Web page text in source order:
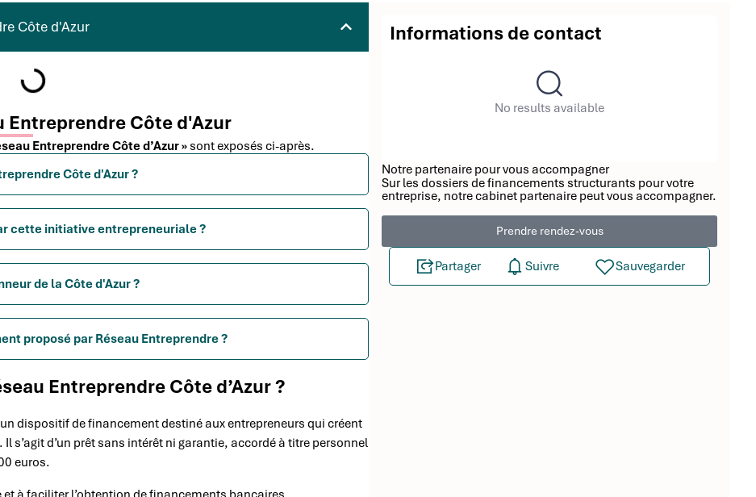
Côte d'Azur
Entreprendre Côte d'Azur
Entreprendre Côte d’Azur » sont exposés ci-après.
Côte d'Azur ?
cette initiative entrepreneuriale ?
de la Côte d'Azur ?
proposé par Réseau Entreprendre ?
Entreprendre Côte d’Azur ?
un dispositif de financement destiné aux entrepreneurs qui créent
s’agit d’un prêt sans intérêt ni garantie, accordé à titre personnel
euros.
Informations de contact
No results available
Notre partenaire pour vous accompagner
Sur les dossiers de financements structurants pour votre
entreprise, notre cabinet partenaire peut vous accompagner.
Prendre rendez-vous
Partager Suivre Sauvegarder